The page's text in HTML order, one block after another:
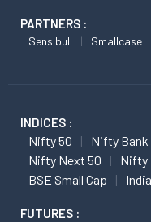
PARTNERS :
Sensibull Smallcase
INDICES :
Nifty 50 Nifty Bank
Nifty Next 50
Nifty
BSE Small Cap
FUTURES :